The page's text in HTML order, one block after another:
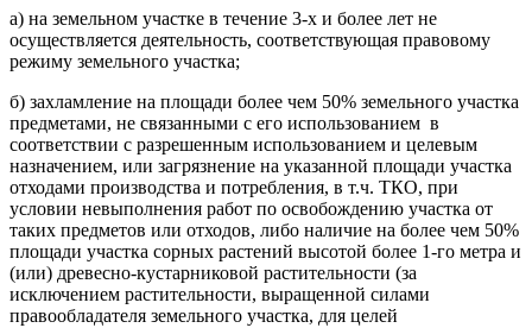
а) на земельном участке в течение 3-х и более лет не
осуществляется деятельность, соответствующая правовому
режиму земельного участка;
б) захламление на площади более чем 50% земельного участка
предметами, не связанными с его использованием в
соответствии с разрешенным использованием и целевым
назначением, или загрязнение на указанной площади участка
отходами производства и потребления, в т.ч. ТКО, при
условии невыполнения работ по освобождению участка от
таких предметов или отходов, либо наличие на более чем 50%
площади участка сорных растений высотой более 1-го метра и
(или) древесно-кустарниковой растительности (за
исключением растительности, выращенной силами
правообладателя земельного участка, для целей